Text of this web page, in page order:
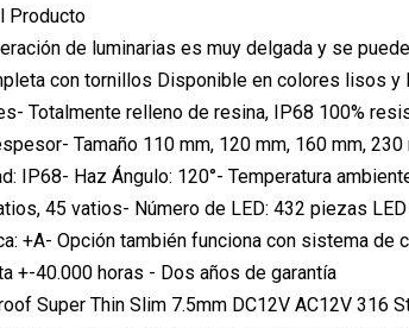
Producto
de luminarias es muy delgada y se
con tornillos Disponible en colores lisos y
Totalmente relleno de resina, IP68 100%
Tamaño 110 mm, 120 mm, 160 mm,
IP68- Haz Ángulo: 120°- Temperatura
45 vatios- Número de LED: 432 piezas
+A- Opción también funciona con sistema
+-40.000 horas - Dos años de garantía